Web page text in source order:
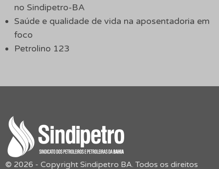
no Sindipetro-BA
Saúde e qualidade de vida na aposentadoria em
foco
Petrolino 123
© 2026 - Copyright Sindipetro BA. Todos os direitos